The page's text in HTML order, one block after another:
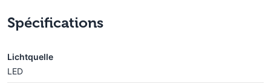
Spécifications
Lichtquelle
LED